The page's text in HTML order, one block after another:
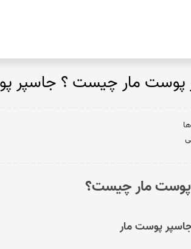
کوپر اگات
عقیق باباقوری
پوست مار چیست ؟ جاسپر
مار چیست؟
پوست مار